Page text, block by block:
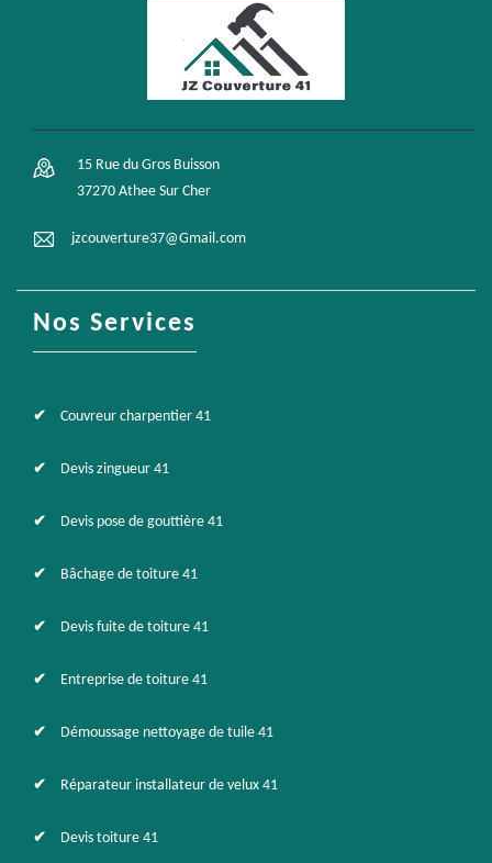
15 Rue du Gros Buisson
37270 Athee Sur Cher
jzcouverture37@Gmail.com
Nos Services
Couvreur charpentier 41
Devis zingueur 41
Devis pose de gouttière 41
Bâchage de toiture 41
Devis fuite de toiture 41
Entreprise de toiture 41
Démoussage nettoyage de tuile 41
Réparateur installateur de velux 41
Devis toiture 41